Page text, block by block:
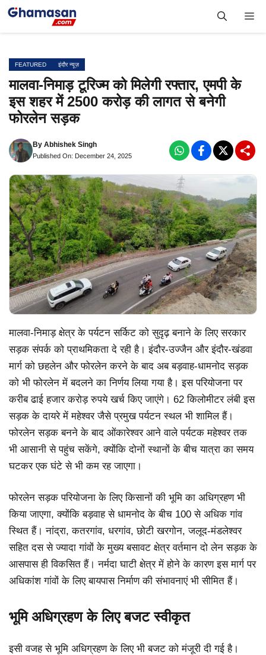
Skip
FEATURED इंदौर न्यूज़
मालवा-निमाड़ टूरिज्म को मिलेगी रफ्तार, एमपी के
इस शहर में 2500 करोड़ की लागत से बनेगी
फोरलेन सड़क
By Abhishek Singh
Published On: December 24, 2025
मालवा-निमाड़ क्षेत्र के पर्यटन सर्किट को सुदृढ़ बनाने के लिए सरकार
सड़क संपर्क को प्राथमिकता दे रही है। इंदौर-उज्जैन और इंदौर-खंडवा
मार्ग को छहलेन और फोरलेन करने के बाद अब बड़वाह-धामनोद सड़क
को भी फोरलेन में बदलने का निर्णय लिया गया है। इस परियोजना पर
करीब ढाई हजार करोड़ रुपये खर्च किए जाएंगे। 62 किलोमीटर लंबी इस
सड़क के दायरे में महेश्वर जैसे प्रमुख पर्यटन स्थल भी शामिल हैं।
फोरलेन सड़क बनने के बाद ओंकारेश्वर आने वाले पर्यटक महेश्वर तक
भी आसानी से पहुंच सकेंगे, क्योंकि दोनों स्थानों के बीच यात्रा का समय
घटकर एक घंटे से भी कम रह जाएगा।
फोरलेन सड़क परियोजना के लिए किसानों की भूमि का अधिग्रहण भी
किया जाएगा, क्योंकि बड़वाह से धामनोद के बीच 100 से अधिक गांव
स्थित हैं। नांद्रा, कतरगांव, धरगांव, छोटी खरगोन, जलूद-मंडलेश्वर
सहित दस से ज्यादा गांवों के मुख्य बसावट क्षेत्र वर्तमान दो लेन सड़क के
आसपास ही विकसित हैं। नर्मदा घाटी क्षेत्र में होने के कारण इस मार्ग पर
अधिकांश गांवों के लिए बायपास निर्माण की संभावनाएं भी सीमित हैं।
भूमि अधिग्रहण के लिए बजट स्वीकृत
इसी वजह से भूमि अधिग्रहण के लिए भी बजट को मंजूरी दी गई है।